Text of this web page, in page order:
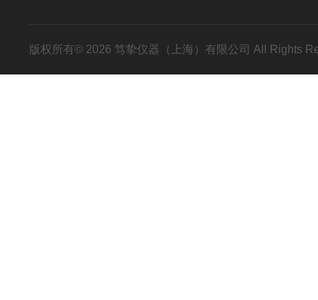
版权所有© 2026 笃挚仪器（上海）有限公司 All Rights